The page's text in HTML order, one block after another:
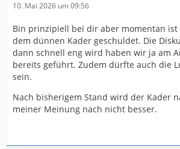
10. Mai 2026 um 09:56
Bin prinzipiell bei dir aber momentan ist
dem dünnen Kader geschuldet. Die
dann schnell eng wird haben wir ja am
bereits geführt. Zudem dürfte auch die
sein.
Nach bisherigem Stand wird der Kader
meiner Meinung nach nicht besser.